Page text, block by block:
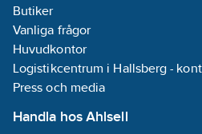
Butiker
Vanliga frågor
Huvudkontor
Logistikcentrum i Hallsberg -
Press och media
Handla hos Ahlsell